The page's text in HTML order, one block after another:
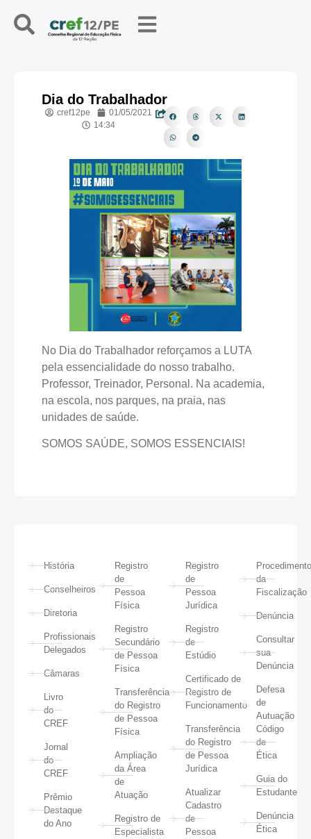
Dia do Trabalhador
cref12pe
01/05/2021
14:34
No Dia do Trabalhador reforçamos a LUTA
pela essencialidade do nosso trabalho.
Professor, Treinador, Personal. Na academia,
na escola, nos parques, na praia, nas
unidades de saúde.
SOMOS SAÚDE, SOMOS ESSENCIAIS!
História
Conselheiros
Diretoria
Profissionais
Delegados
Câmaras
Livro
do
CREF
Jornal
do
CREF
Prêmio
Destaque
do Ano
Registro
de
Pessoa
Física
Registro
Secundário
de Pessoa
Física
Transferência
do Registro
de Pessoa
Física
Ampliação
da Área
de
Atuação
Registro de
Especialista
Registro
de
Pessoa
Jurídica
Registro
de
Estúdio
Certificado de
Registro de
Funcionamento
Transferência
do Registro
de Pessoa
Jurídica
Atualizar
Cadastro
de
Pessoa
da
Fiscalização
Denúncia
Consultar
sua
Denúncia
Defesa
de
Autuação
Código
de
Ética
Guia do
Estudante
Denúncia
Ética